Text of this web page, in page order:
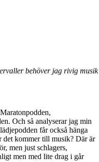
behöver jag rivig
Och så analyserar jag min
får också hänga
det kommer till musik? Där är
men just schlagers,
men med lite drag i går